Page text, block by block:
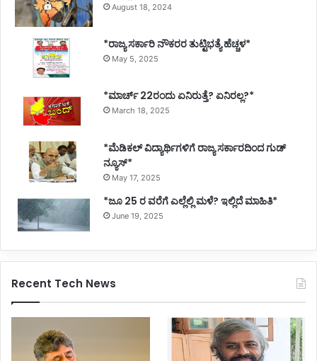
August 18, 2024
*ರಾಜ್ಯ ಸರ್ಕಾರಿ ನೌಕರರ ತುಟ್ಟಿಭತ್ಯೆ ಹೆಚ್ಚಳ*
May 5, 2025
*ಮಾರ್ಚ್ 22ರಂದು ಏನಿರುತ್ತೆ? ಏನಿರಲ್ಲ?*
March 18, 2025
*ಮೆಡಿಕಲ್ ವಿದ್ಯಾರ್ಥಿಗಳಿಗೆ ರಾಜ್ಯ ಸರ್ಕಾರದಿಂದ ಗುಡ್
ನ್ಯೂಸ್*
May 17, 2025
*ಜೂ 25 ರ ವರೆಗೆ ಎಲ್ಲೆಲ್ಲಿ ಮಳೆ? ಇಲ್ಲಿದೆ ಮಾಹಿತಿ*
June 19, 2025
Recent Tech News